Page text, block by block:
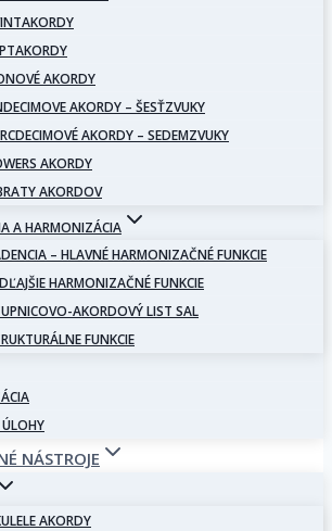
AKORDY
AKORDY – ŠESŤZVUKY
AKORDY – SEDEMZVUKY
AKORDY
AKORDOV
A HARMONIZÁCIA
– HLAVNÉ HARMONIZAČNÉ FUNKCIE
HARMONIZAČNÉ FUNKCIE
AKORDOVÝ LIST SAL
FUNKCIE
ÚLOHY
NÁSTROJE
AKORDY